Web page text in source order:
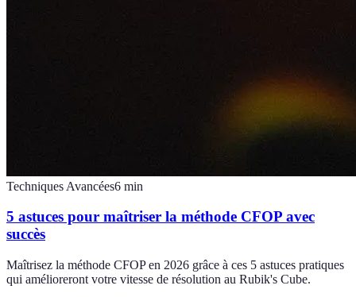
Techniques Avancées6 min
5 astuces pour maîtriser la méthode CFOP avec
succès
Maîtrisez la méthode CFOP en 2026 grâce à ces 5 astuces pratiques
qui amélioreront votre vitesse de résolution au Rubik's Cube.